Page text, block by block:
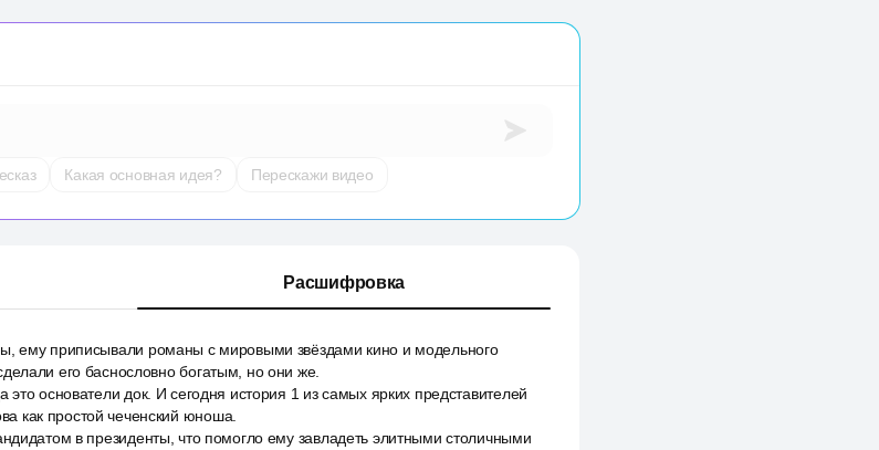
Какая основная идея? Перескажи видео
Расшифровка
ему приписывали романы с мировыми звёздами кино и модельного
его баснословно богатым, но они же.
это основатели док. И сегодня история 1 из самых ярких представителей
как простой чеченский юноша.
в президенты, что помогло ему завладеть элитными столичными